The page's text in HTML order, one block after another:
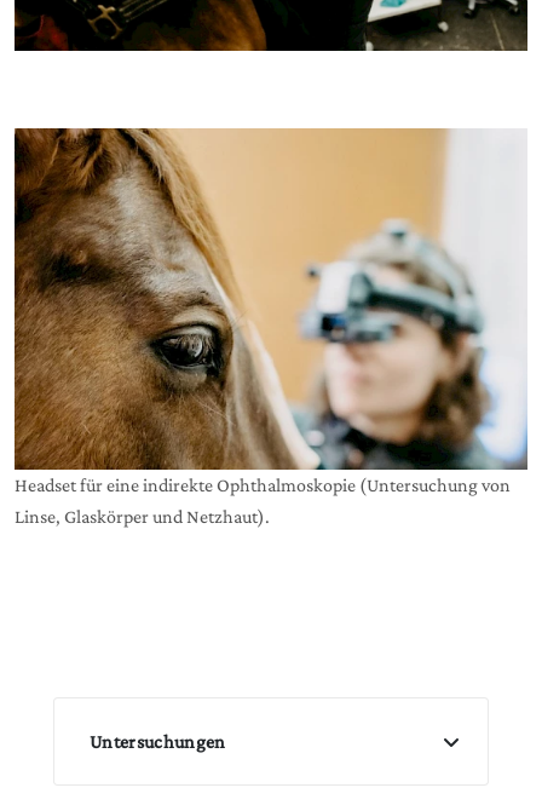
Headset für eine indirekte Ophthalmoskopie (Untersuchung von
Linse, Glaskörper und Netzhaut).
Untersuchungen